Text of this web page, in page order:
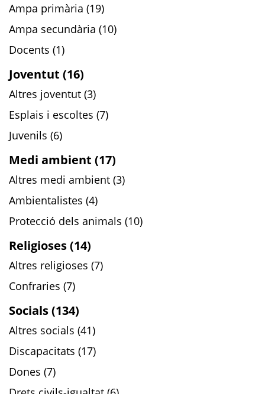
Ampa primària (19)
Ampa secundària (10)
Docents (1)
Joventut (16)
Altres joventut (3)
Esplais i escoltes (7)
Juvenils (6)
Medi ambient (17)
Altres medi ambient (3)
Ambientalistes (4)
Protecció dels animals (10)
Religioses (14)
Altres religioses (7)
Confraries (7)
Socials (134)
Altres socials (41)
Discapacitats (17)
Dones (7)